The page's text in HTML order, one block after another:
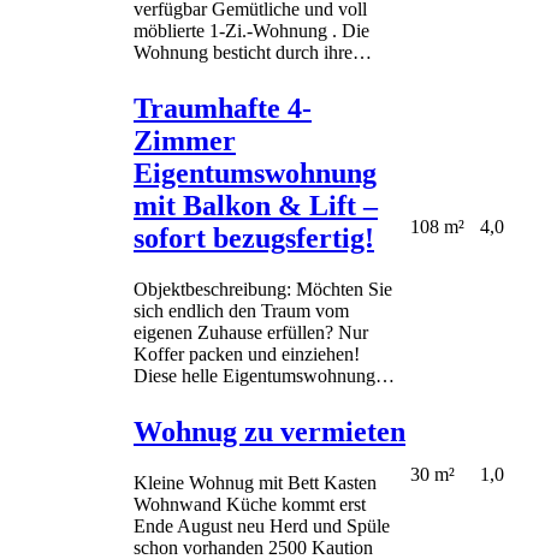
verfügbar Gemütliche und voll
möblierte 1-Zi.-Wohnung . Die
Wohnung besticht durch ihre…
Traumhafte 4-
Zimmer
Eigentumswohnung
mit Balkon & Lift –
sofort bezugsfertig!
Objektbeschreibung: Möchten Sie
sich endlich den Traum vom
eigenen Zuhause erfüllen? Nur
Koffer packen und einziehen!
Diese helle Eigentumswohnung…
108 m² 4,0
Wohnug zu vermieten
Kleine Wohnug mit Bett Kasten
Wohnwand Küche kommt erst
Ende August neu Herd und Spüle
schon vorhanden 2500 Kaution
30 m² 1,0